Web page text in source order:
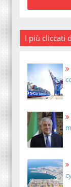
I più cliccati